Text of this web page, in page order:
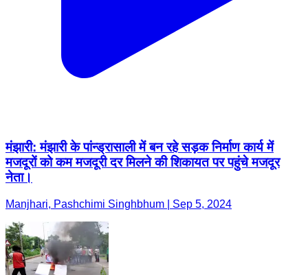
मंझारी: मंझारी के पांन्ड्रासाली में बन रहे सड़क निर्माण कार्य में
मजदूरों को कम मजदूरी दर मिलने की शिकायत पर पहुंचे मजदूर
नेता।
Manjhari, Pashchimi Singhbhum | Sep 5, 2024